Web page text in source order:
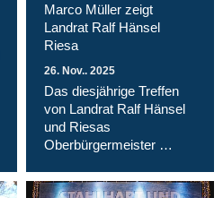
Marco Müller zeigt
Landrat Ralf Hänsel
Riesa
26. Nov.. 2025
Das diesjährige Treffen
von Landrat Ralf Hänsel
und Riesas
Oberbürgermeister …